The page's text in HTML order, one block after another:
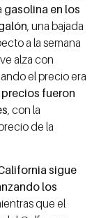
gasolina en los
, una bajada
a la semana
alza con
el precio era
fueron
, con la
de la
sigue
los
que el